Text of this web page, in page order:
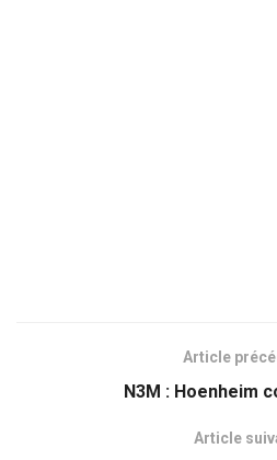
Article
N3M : Hoenheim
Article